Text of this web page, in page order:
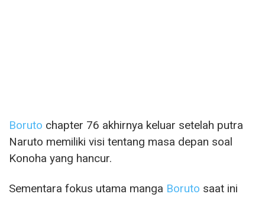
Boruto chapter 76 akhirnya keluar setelah putra
Naruto memiliki visi tentang masa depan soal
Konoha yang hancur.
Sementara fokus utama manga Boruto saat ini